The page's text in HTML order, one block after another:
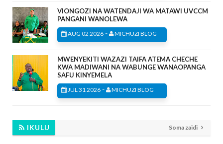
VIONGOZI NA WATENDAJI WA MATAWI UVCCM
PANGANI WANOLEWA
AUG 02 2026 - MICHUZI BLOG
MWENYEKITI WAZAZI TAIFA ATEMA CHECHE
KWA MADIWANI NA WABUNGE WANAOPANGA
SAFU KINYEMELA
JUL 31 2026 - MICHUZI BLOG
IKULU Soma zaidi